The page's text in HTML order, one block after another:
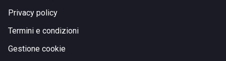
Privacy policy
Termini e condizioni
Gestione cookie